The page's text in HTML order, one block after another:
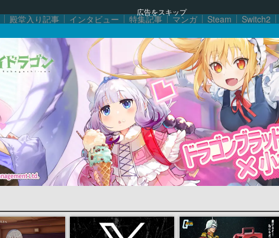
広告をスキップ
殿堂入り記事 インタビュー 特集記事 マンガ Steam Switch2